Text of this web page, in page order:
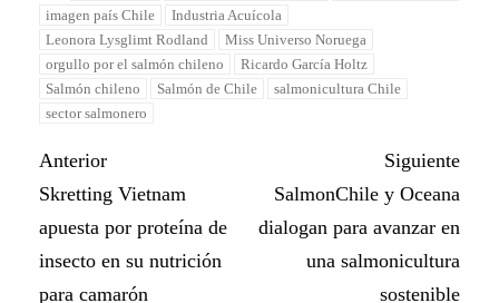
imagen país Chile
Industria Acuícola
Leonora Lysglimt Rodland
Miss Universo Noruega
orgullo por el salmón chileno
Ricardo García Holtz
Salmón chileno
Salmón de Chile
salmonicultura Chile
sector salmonero
Anterior
Skretting Vietnam
apuesta por proteína de
insecto en su nutrición
para camarón
Siguiente
SalmonChile y Oceana
dialogan para avanzar en
una salmonicultura
sostenible